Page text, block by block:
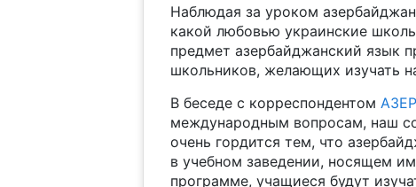
Наблюдая за уроком
какой любовью украинские
предмет азербайджанский язык
школьников, желающих изучать
В беседе с корреспондентом
международным вопросам, наш
очень гордится тем, что
в учебном заведении, носящем
программе, учащиеся будут